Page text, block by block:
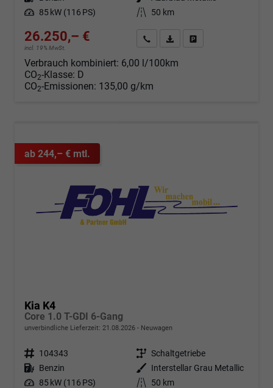
Leistung 85 kW (116 PS) Kilometerstand 50 km
26.250,– €
incl. 19% MwSt.
Angebot anfordern
Fahrzeugexpose (PDF)
Verbrauch kombiniert: 6,00 l/100km
CO2-Klasse: D
CO2-Emissionen: 135,00 g/km
ab 244,– € mtl.
Kia K4
Core 1.0 T-GDI 6-Gang
unverbindliche Lieferzeit: 21.08.2026 Neuwagen
Fahrzeugnr. 104343 Getriebe Schaltgetriebe
Kraftstoff Benzin Außenfarbe
Interstellar Grau Metallic
Leistung 85 kW (116 PS) Kilometerstand 50 km